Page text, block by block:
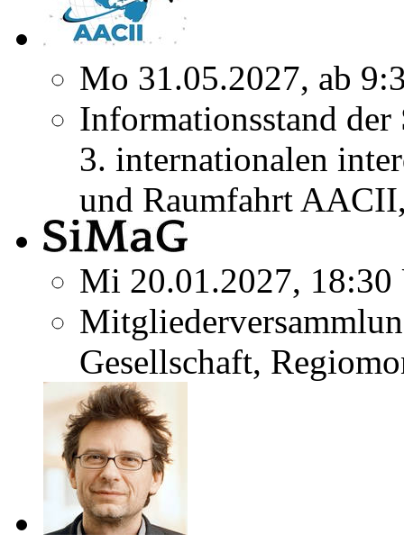
Mo 31.05.2027, ab
Informationsstand
3. internationalen
und Raumfahrt
Mi 20.01.2027, 18:30
Gesellschaft,